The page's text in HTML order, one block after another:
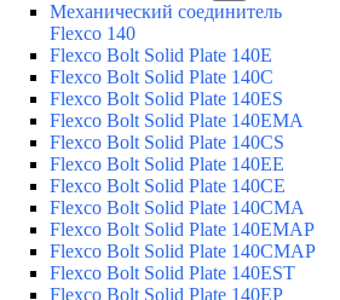
Механический соединитель
Flexco 140
Flexco Bolt Solid Plate 140E
Flexco Bolt Solid Plate 140C
Flexco Bolt Solid Plate 140ES
Flexco Bolt Solid Plate 140EMA
Flexco Bolt Solid Plate 140CS
Flexco Bolt Solid Plate 140EE
Flexco Bolt Solid Plate 140CE
Flexco Bolt Solid Plate 140CMA
Flexco Bolt Solid Plate 140EMAP
Flexco Bolt Solid Plate 140CMAP
Flexco Bolt Solid Plate 140EST
Flexco Bolt Solid Plate 140EP